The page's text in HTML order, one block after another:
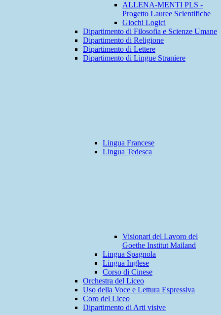
ALLENA-MENTI PLS -
Progetto Lauree Scientifiche
Giochi Logici
Dipartimento di Filosofia e Scienze Umane
Dipartimento di Religione
Dipartimento di Lettere
Dipartimento di Lingue Straniere
Lingua Francese
Lingua Tedesca
Visionari del Lavoro del
Goethe Institut Mailand
Lingua Spagnola
Lingua Inglese
Corso di Cinese
Orchestra del Liceo
Uso della Voce e Lettura Espressiva
Coro del Liceo
Dipartimento di Arti visive